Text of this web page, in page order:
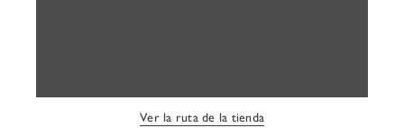
Ver la ruta de la tienda